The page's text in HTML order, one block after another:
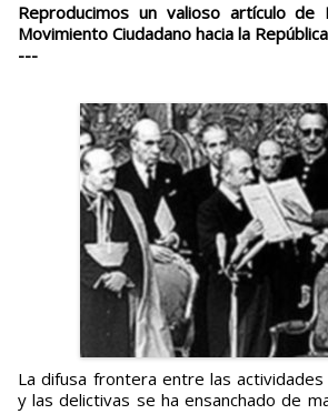
Reproducimos un valioso artículo de
Movimiento Ciudadano hacia la
---
La difusa frontera entre las actividades económicas legales
y las delictivas se ha ensanchado de